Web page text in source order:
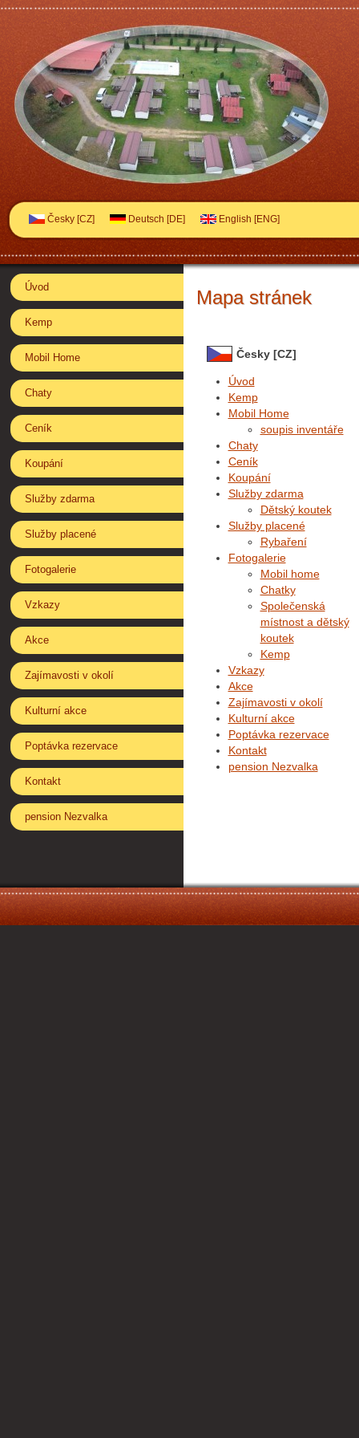
Česky [CZ] Deutsch [DE] English [ENG]
Mapa stránek
Česky [CZ]
Úvod
Kemp
Mobil Home
soupis inventáře
Chaty
Ceník
Koupání
Služby zdarma
Dětský koutek
Služby placené
Rybaření
Fotogalerie
Mobil home
Chatky
Společenská
místnost a dětský
koutek
Kemp
Vzkazy
Akce
Zajímavosti v okolí
Kulturní akce
Poptávka rezervace
Kontakt
pension Nezvalka
Úvod
Kemp
Mobil Home
Chaty
Ceník
Koupání
Služby zdarma
Služby placené
Fotogalerie
Vzkazy
Akce
Zajímavosti v okolí
Kulturní akce
Poptávka rezervace
Kontakt
pension Nezvalka